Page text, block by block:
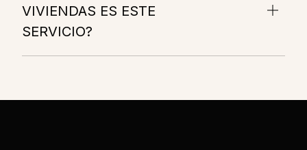
VIVIENDAS ES ESTE
SERVICIO?